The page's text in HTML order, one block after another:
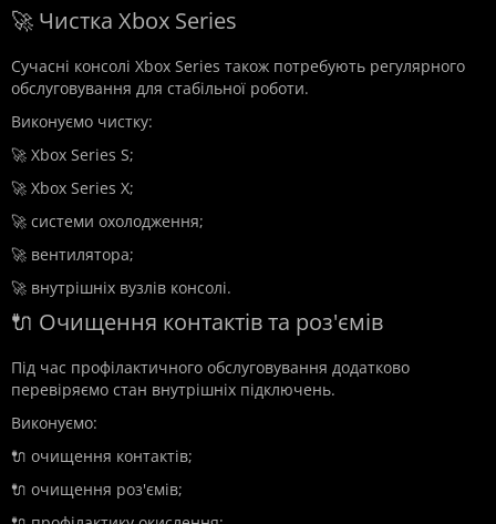
🚀 Чистка Xbox Series
Сучасні консолі Xbox Series також потребують регулярного
обслуговування для стабільної роботи.
Виконуємо чистку:
🚀 Xbox Series S;
🚀 Xbox Series X;
🚀 системи охолодження;
🚀 вентилятора;
🚀 внутрішніх вузлів консолі.
🔌 Очищення контактів та роз'ємів
Під час профілактичного обслуговування додатково
перевіряємо стан внутрішніх підключень.
Виконуємо:
🔌 очищення контактів;
🔌 очищення роз'ємів;